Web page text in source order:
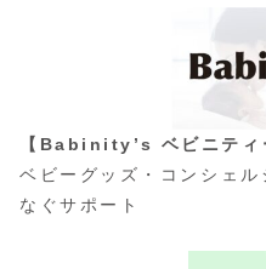
【Babinity’s ベビニティ
ベビーグッズ・コンシェ
なぐサポート